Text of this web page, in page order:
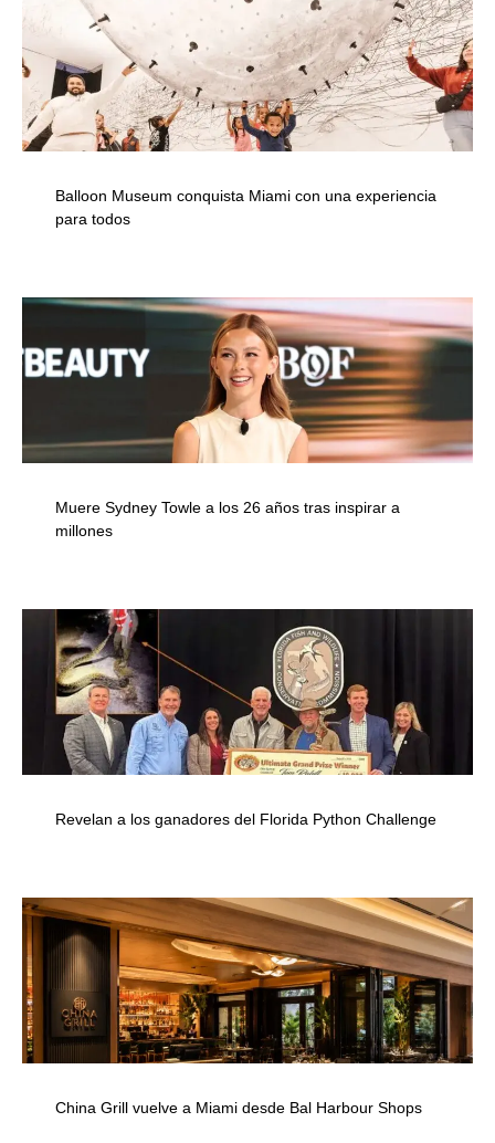
Balloon Museum conquista Miami con una experiencia
para todos
Muere Sydney Towle a los 26 años tras inspirar a
millones
Revelan a los ganadores del Florida Python Challenge
China Grill vuelve a Miami desde Bal Harbour Shops